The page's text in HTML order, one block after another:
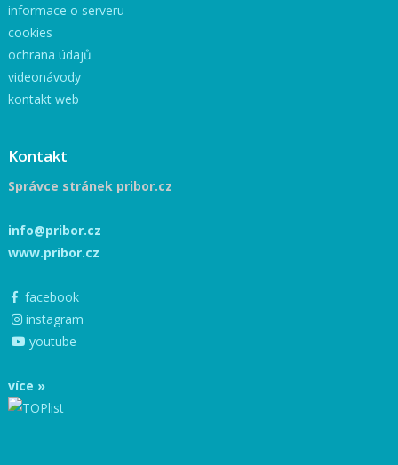
informace o serveru
cookies
ochrana údajů
videonávody
kontakt web
Kontakt
Správce stránek pribor.cz
info@pribor.cz
www.pribor.cz
facebook
instagram
youtube
více »